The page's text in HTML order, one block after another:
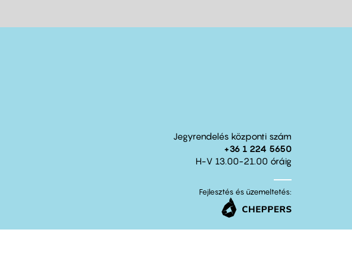
Jegyrendelés központi szám
+36 1 224 5650
H-V 13.00-21.00 óráig
Fejlesztés és üzemeltetés: